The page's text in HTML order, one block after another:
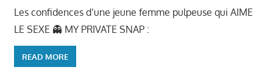
Les confidences d’une jeune femme pulpeuse qui AIME
LE SEXE 👻 MY PRIVATE SNAP :
READ MORE